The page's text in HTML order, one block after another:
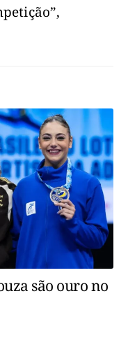
são ouro no